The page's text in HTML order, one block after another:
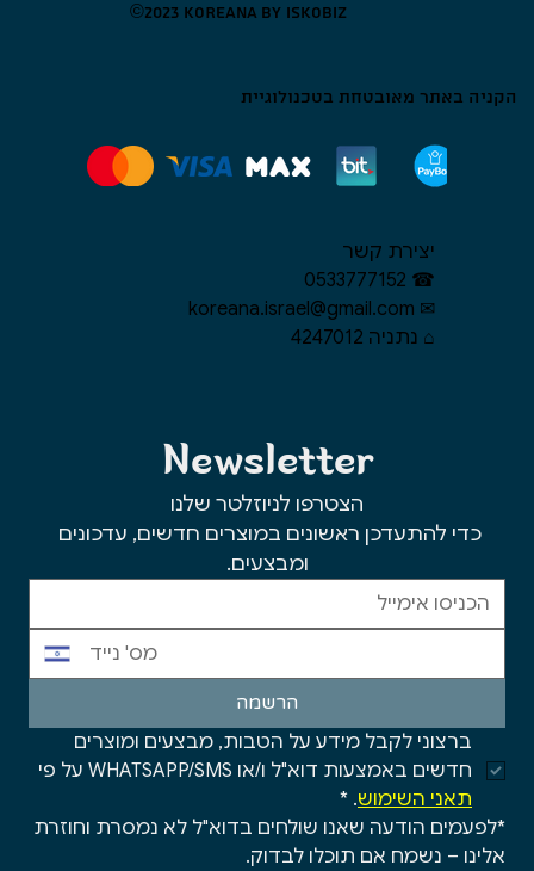
Newsletter
הצטרפו לניוזלטר שלנו
ומבצעים.
הרשמה
חדשים באמצעות דוא"ל ו/או WHATSAPP/SMS על פי
תאני השימוש.
*
אלינו – נשמח אם תוכלו לבדוק.
יצירת קשר
☎︎ 0533777152
✉︎ koreana.israel@gmail.com
⌂ נתניה 4247012
©​2023 KOREANA BY ISKOBIZ
הקניה באתר מאובטחת בטכנולוגיית